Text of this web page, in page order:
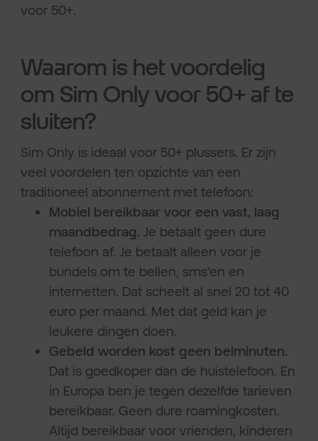
voor 50+.
Waarom is het voordelig
om Sim Only voor 50+ af te
sluiten?
Sim Only is ideaal voor 50+ plussers. Er zijn
veel voordelen ten opzichte van een
traditioneel abonnement met telefoon:
Mobiel bereikbaar voor een vast, laag
maandbedrag. Je betaalt geen dure
telefoon af. Je betaalt alleen voor je
bundels om te bellen, sms’en en
internetten. Dat scheelt al snel 20 tot 40
euro per maand. Met dat geld kan je
leukere dingen doen.
Gebeld worden kost geen belminuten.
Dat is goedkoper dan de huistelefoon. En
in Europa ben je tegen dezelfde tarieven
bereikbaar. Geen dure roamingkosten.
Altijd bereikbaar voor vrienden, kinderen